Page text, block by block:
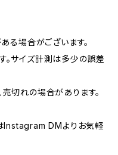
る場合がございます。
。サイズ計測は多少の誤差
切れの場合があります。
Instagram DMよりお気軽